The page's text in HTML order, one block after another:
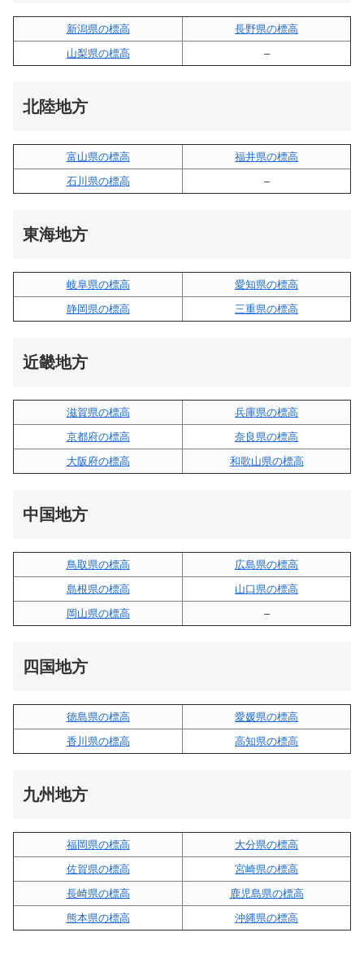
新潟県の標高
長野県の標高
山梨県の標高
–
北陸地方
富山県の標高
福井県の標高
石川県の標高
–
東海地方
岐阜県の標高
愛知県の標高
静岡県の標高
三重県の標高
近畿地方
滋賀県の標高
兵庫県の標高
京都府の標高
奈良県の標高
大阪府の標高
和歌山県の標高
中国地方
鳥取県の標高
広島県の標高
島根県の標高
山口県の標高
岡山県の標高
–
四国地方
徳島県の標高
愛媛県の標高
香川県の標高
高知県の標高
九州地方
福岡県の標高
大分県の標高
佐賀県の標高
宮崎県の標高
長崎県の標高
鹿児島県の標高
熊本県の標高
沖縄県の標高